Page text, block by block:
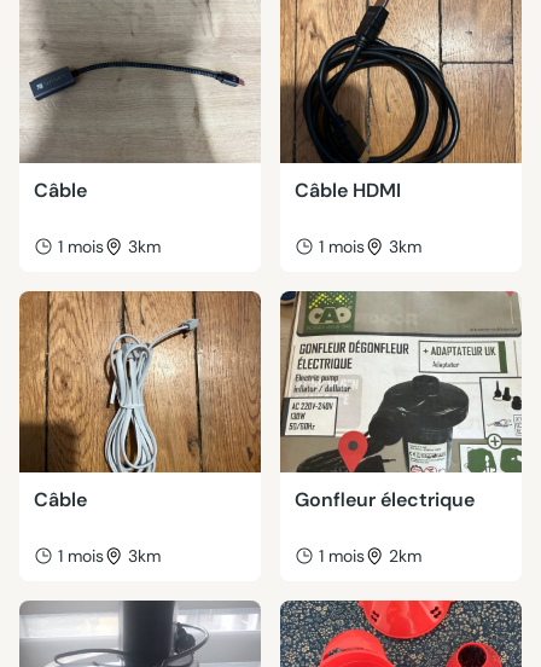
Câble
1 mois 3km
Câble HDMI
1 mois 3km
Câble
1 mois 3km
Gonfleur électrique
1 mois 2km